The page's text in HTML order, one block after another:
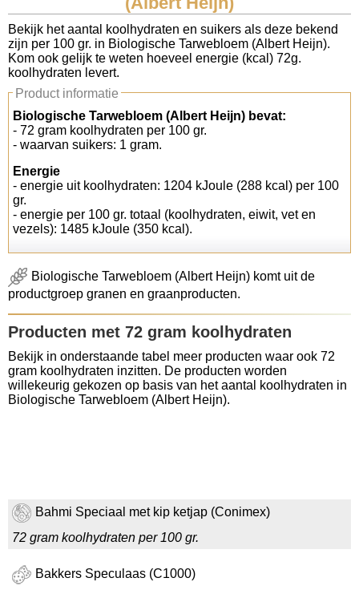
Koolhydraten tellen
Links
Bekijk het aantal koolhydraten en suikers als deze bekend
zijn per 100 gr. in Biologische Tarwebloem (Albert Heijn).
Kom ook gelijk te weten hoeveel energie (kcal) 72g.
koolhydraten levert.
Product informatie
Biologische Tarwebloem (Albert Heijn) bevat:
- 72 gram koolhydraten per 100 gr.
- waarvan suikers: 1 gram.
Energie
- energie uit koolhydraten: 1204 kJoule (288 kcal) per 100
gr.
- energie per 100 gr. totaal (koolhydraten, eiwit, vet en
vezels): 1485 kJoule (350 kcal).
Biologische Tarwebloem (Albert Heijn) komt uit de
productgroep granen en graanproducten.
Producten met 72 gram koolhydraten
Bekijk in onderstaande tabel meer producten waar ook 72
gram koolhydraten inzitten. De producten worden
willekeurig gekozen op basis van het aantal koolhydraten in
Biologische Tarwebloem (Albert Heijn).
Bahmi Speciaal met kip ketjap (Conimex)
72 gram koolhydraten per 100 gr.
Bakkers Speculaas (C1000)